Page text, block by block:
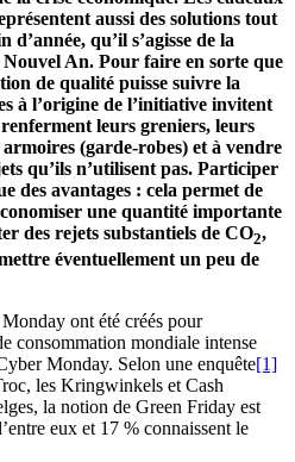
aussi des solutions tout
qu’il s’agisse de la
An. Pour faire en sorte que
de qualité puisse suivre la
à l’origine de l’initiative invitent
leurs greniers, leurs
(garde-robes) et à vendre
qu’ils n’utilisent pas. Participer
des avantages : cela permet de
une quantité importante
des rejets substantiels de CO2,
éventuellement un peu de
ont été créés pour
consommation mondiale intense
Monday. Selon une enquête[1]
les Kringwinkels et Cash
la notion de Green Friday est
eux et 17 % connaissent le